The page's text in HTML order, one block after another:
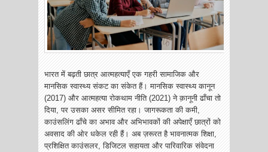
भारत में बढ़ती छात्र आत्महत्याएँ एक गहरी सामाजिक और
मानसिक स्वास्थ्य संकट का संकेत हैं। मानसिक स्वास्थ्य कानून
(2017) और आत्महत्या रोकथाम नीति (2021) ने क़ानूनी ढाँचा तो
दिया, पर उसका असर सीमित रहा। जागरूकता की कमी,
काउंसलिंग ढाँचे का अभाव और अभिभावकों की अपेक्षाएँ छात्रों को
अवसाद की ओर धकेल रही हैं। अब ज़रूरत है भावनात्मक शिक्षा,
प्रशिक्षित काउंसलर, डिजिटल सहायता और पारिवारिक संवेदना